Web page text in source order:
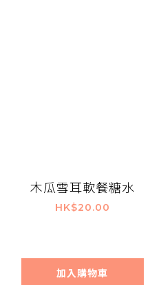
木瓜雪耳軟餐糖水
HK$20.00
加入購物車